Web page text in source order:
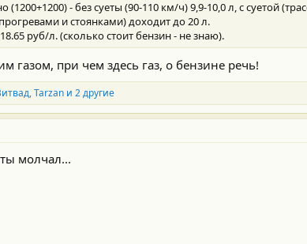
(1200+1200) - без суеты (90-110 км/ч) 9,9-10,0 л, с суетой
и стоянками) доходит до 20 л.
руб/л. (сколько стоит бензин - не знаю).
газом, при чем здесь газ, о бензине речь!
,Tarzanи 2 другие
молчал...